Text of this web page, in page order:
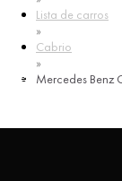
RUS
Lista de carros
»
Cabrio
»
Mercedes Benz